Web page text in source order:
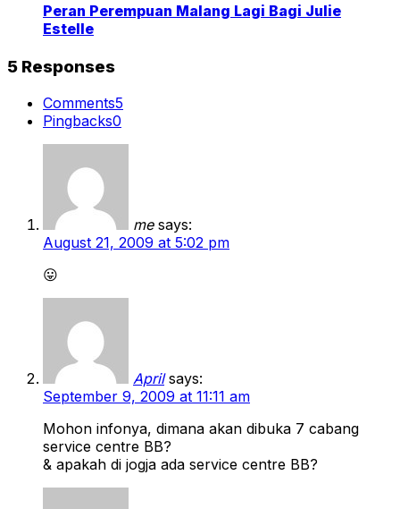
Peran Perempuan Malang Lagi Bagi Julie
Estelle
5 Responses
Comments5
Pingbacks0
me says:
August 21, 2009 at 5:02 pm
😛
April says:
September 9, 2009 at 11:11 am
Mohon infonya, dimana akan dibuka 7 cabang
service centre BB?
& apakah di jogja ada service centre BB?